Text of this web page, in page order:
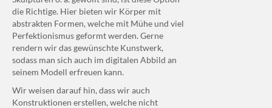
die Richtige. Hier bieten wir Körper mit
abstrakten Formen, welche mit Mühe und viel
Perfektionismus geformt werden. Gerne
rendern wir das gewünschte Kunstwerk,
sodass man sich auch im digitalen Abbild an
seinem Modell erfreuen kann.
Wir weisen darauf hin, dass wir auch
Konstruktionen erstellen, welche nicht